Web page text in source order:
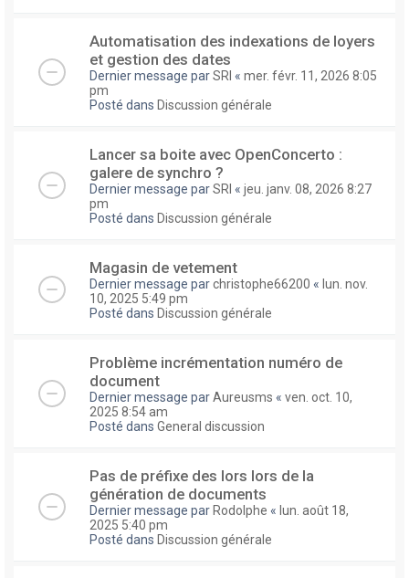
Automatisation des indexations de loyers
et gestion des dates
Dernier message parSRI « mer. févr. 11, 2026 8:05
pm
Posté dans Discussion générale
Lancer sa boite avec OpenConcerto :
galere de synchro ?
Dernier message parSRI « jeu. janv. 08, 2026 8:27
pm
Posté dans Discussion générale
Magasin de vetement
Dernier message parchristophe66200 « lun. nov.
10, 2025 5:49 pm
Posté dans Discussion générale
Problème incrémentation numéro de
document
Dernier message parAureusms « ven. oct. 10,
2025 8:54 am
Posté dans General discussion
Pas de préfixe des lors lors de la
génération de documents
Dernier message par Rodolphe « lun. août 18,
2025 5:40 pm
Posté dans Discussion générale